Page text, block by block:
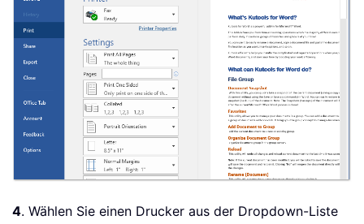
4. Wählen Sie einen Drucker aus der Dropdown-Liste